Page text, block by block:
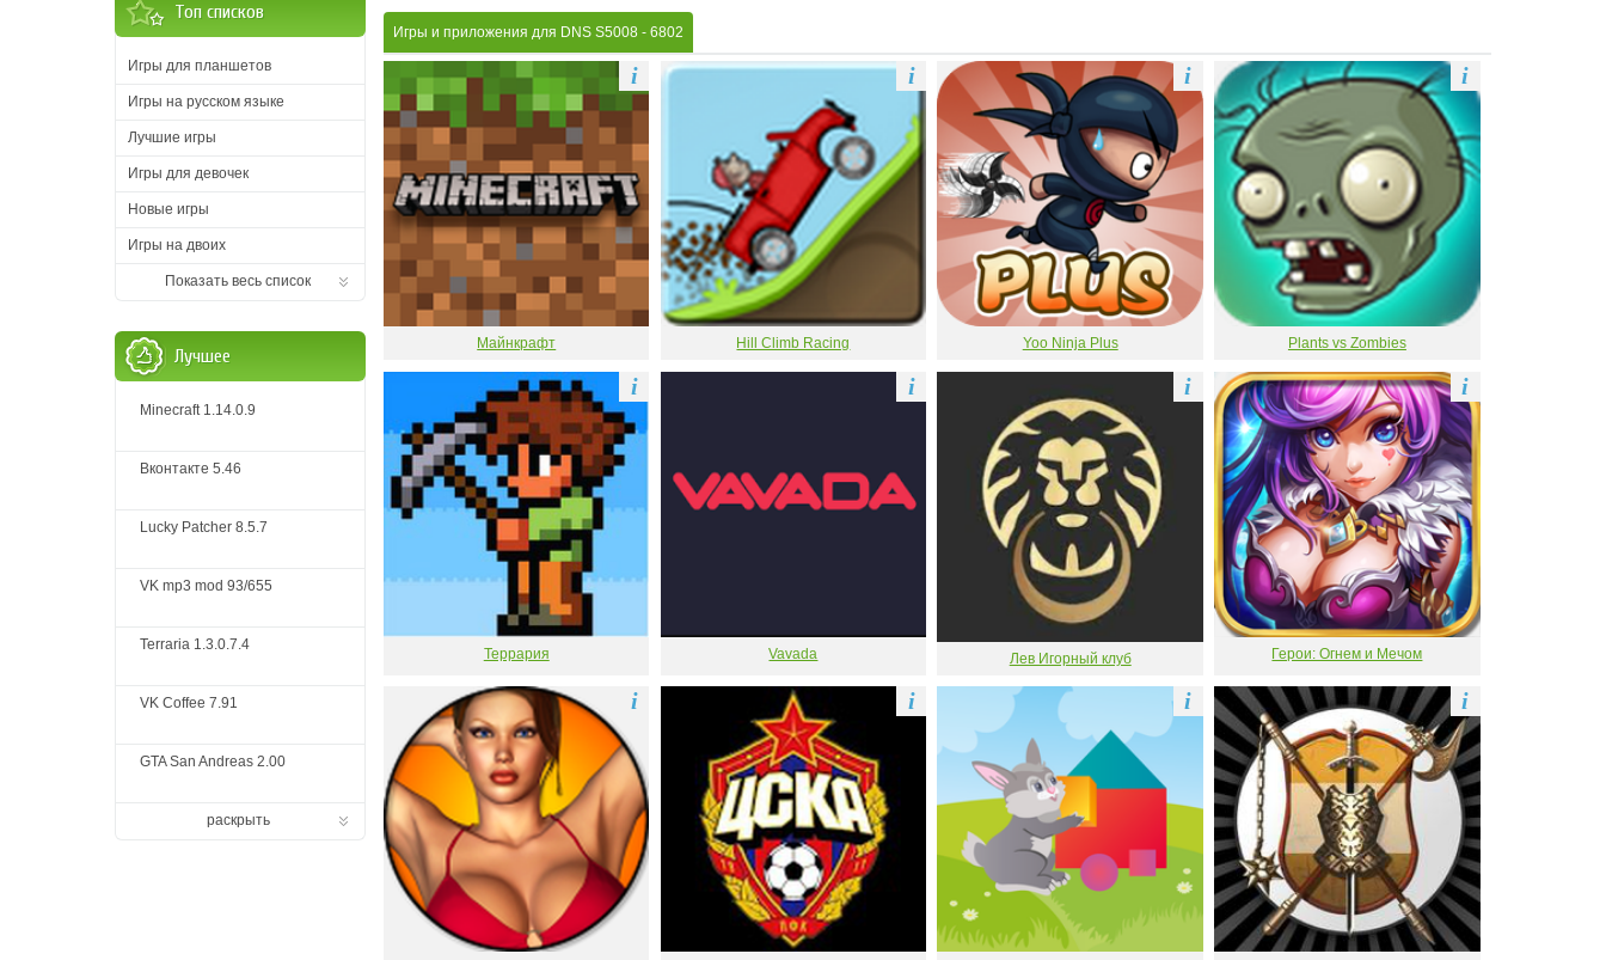
Игры и приложения для DNS S5008 - 6802
Майнкрафт
i
Hill Climb Racing
i
Yoo Ninja Plus
i
Plants vs Zombies
i
Террария
i
Vavada
i
Лев Игорный клуб
i
Герои: Огнем и Мечом
i
i i i i
Топ списков
Игры для планшетов
Игры на русском языке
Лучшие игры
Игры для девочек
Новые игры
Игры на двоих
Показать весь список
Лучшее
Minecraft 1.14.0.9
Вконтакте 5.46
Lucky Patcher 8.5.7
VK mp3 mod 93/655
Terraria 1.3.0.7.4
VK Coffee 7.91
GTA San Andreas 2.00
раскрыть